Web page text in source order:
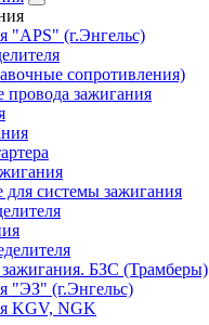
"APS" (г.Энгельс)
сопротивления)
провода зажигания
системы зажигания
зажигания. БЗС (Трамберы)
"ЭЗ" (г.Энгельс)
KGV, NGK